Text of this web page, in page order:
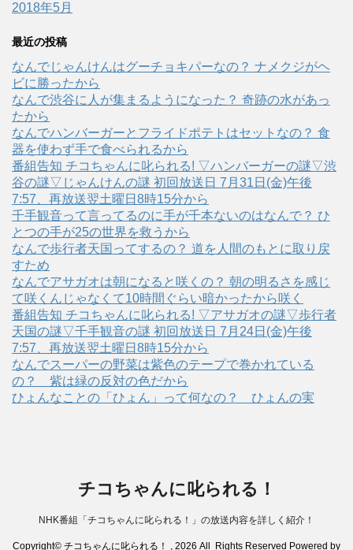
2018年5月
最近の投稿
なんでじゃんけんはグーチョキパーなの？ ナメクジがヘ
ビに勝ったから
なんで渋谷に人が集まるようになった？ 奇跡の水があっ
たから
なんでハンバーガーとフライドポテトはセットなの？ 食
器を使わず手で食べられるから
番組告知 チコちゃんに叱られる! ▽ハンバーガーの謎▽渋
谷の謎▽じゃんけんの謎 初回放送日 7月31日(金)午後
7:57、再放送翌土曜日8時15分から
千手観音って言ってるのに手が千本ないのはなんで？ ひ
とつの手が25の世界を救うから
なんで歩行者天国ってするの？ 道を人間のもとに取り戻
すため
なんでアサガオは朝になると咲くの？ 朝の明るさを感じ
て咲くんじゃなくて10時間ぐらい暗かったから咲く
番組告知 チコちゃんに叱られる! ▽アサガオの謎▽歩行者
天国の謎▽千手観音の謎 初回放送日 7月24日(金)午後
7:57、再放送翌土曜日8時15分から
なんでスーパーの野菜は紫色のテープで巻かれている
の？ 紫は緑の反対の色だから
ひょんなことの「ひょん」って何なの？ ひょんの実
チコちゃんに叱られる！
NHK番組「チコちゃんに叱られる！」の放送内容を詳しく紹介！
Copyright© チコちゃんに叱られる！ , 2026 All Rights Reserved Powered by